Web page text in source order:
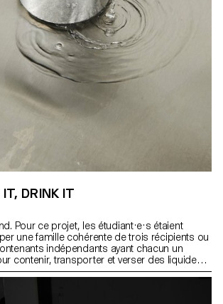
DRINK IT
Pour ce projet, les étudiant·e·s étaient
une famille cohérente de trois récipients ou
indépendants ayant chacun un
contenir, transporter et verser des liquides.
être inscrits dans un contexte précis que les